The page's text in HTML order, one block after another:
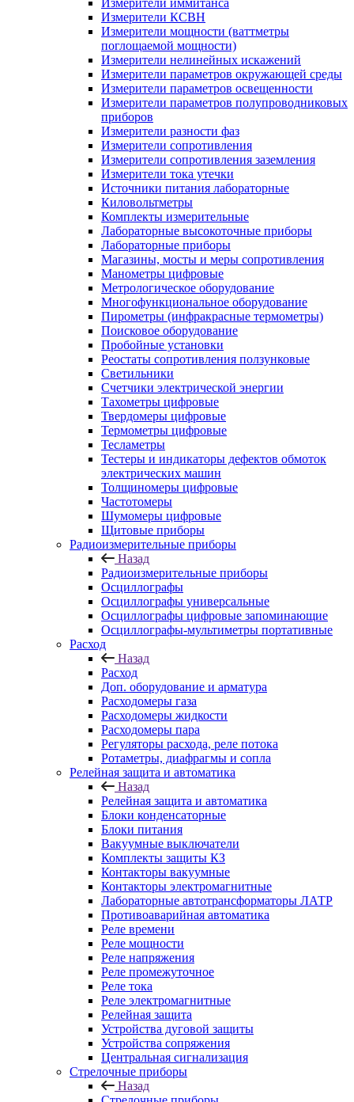
Измерители иммитанса
Измерители КСВН
Измерители мощности (ваттметры
поглощаемой мощности)
Измерители нелинейных искажений
Измерители параметров окружающей среды
Измерители параметров освещенности
Измерители параметров полупроводниковых
приборов
Измерители разности фаз
Измерители сопротивления
Измерители сопротивления заземления
Измерители тока утечки
Источники питания лабораторные
Киловольтметры
Комплекты измерительные
Лабораторные высокоточные приборы
Лабораторные приборы
Магазины, мосты и меры сопротивления
Манометры цифровые
Метрологическое оборудование
Многофункциональное оборудование
Пирометры (инфракрасные термометры)
Поисковое оборудование
Пробойные установки
Реостаты сопротивления ползунковые
Светильники
Счетчики электрической энергии
Тахометры цифровые
Твердомеры цифровые
Термометры цифровые
Тесламетры
Тестеры и индикаторы дефектов обмоток
электрических машин
Толщиномеры цифровые
Частотомеры
Шумомеры цифровые
Щитовые приборы
Радиоизмерительные приборы
Назад
Радиоизмерительные приборы
Осциллографы
Осциллографы универсальные
Осциллографы цифровые запоминающие
Осциллографы-мультиметры портативные
Расход
Назад
Расход
Доп. оборудование и арматура
Расходомеры газа
Расходомеры жидкости
Расходомеры пара
Регуляторы расхода, реле потока
Ротаметры, диафрагмы и сопла
Релейная защита и автоматика
Назад
Релейная защита и автоматика
Блоки конденсаторные
Блоки питания
Вакуумные выключатели
Комплекты защиты КЗ
Контакторы вакуумные
Контакторы электромагнитные
Лабораторные автотрансформаторы ЛАТР
Противоаварийная автоматика
Реле времени
Реле мощности
Реле напряжения
Реле промежуточное
Реле тока
Реле электромагнитные
Релейная защита
Устройства дуговой защиты
Устройства сопряжения
Центральная сигнализация
Стрелочные приборы
Назад